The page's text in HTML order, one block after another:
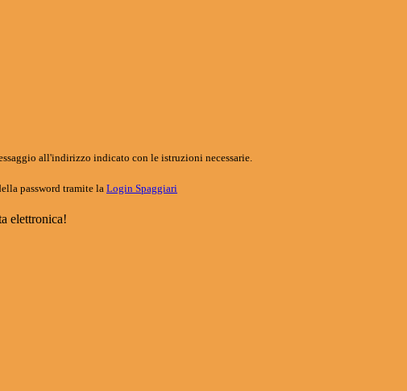
all'indirizzo indicato con le istruzioni necessarie.
password tramite la Login Spaggiari
elettronica!